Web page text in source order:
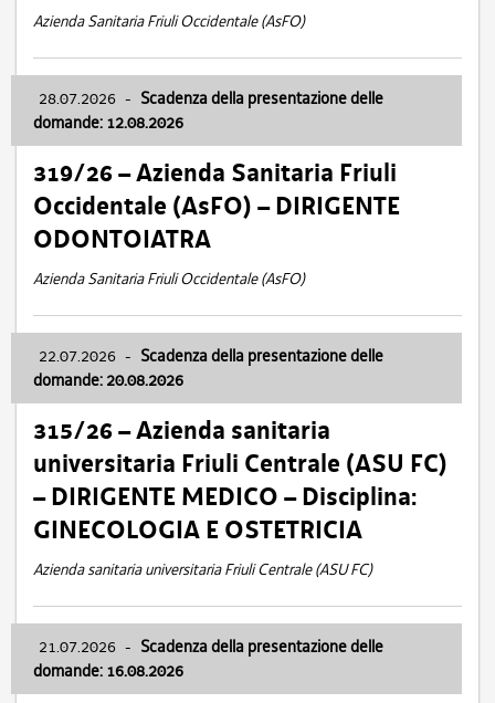
Azienda Sanitaria Friuli Occidentale (AsFO)
28.07.2026 - Scadenza della presentazione delle
domande: 12.08.2026
319/26 – Azienda Sanitaria Friuli
Occidentale (AsFO) – DIRIGENTE
ODONTOIATRA
Azienda Sanitaria Friuli Occidentale (AsFO)
22.07.2026 - Scadenza della presentazione delle
domande: 20.08.2026
315/26 – Azienda sanitaria
universitaria Friuli Centrale (ASU FC)
– DIRIGENTE MEDICO – Disciplina:
GINECOLOGIA E OSTETRICIA
Azienda sanitaria universitaria Friuli Centrale (ASU FC)
21.07.2026 - Scadenza della presentazione delle
domande: 16.08.2026